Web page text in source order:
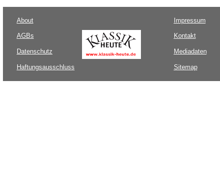
About
AGBs
Datenschutz
Haftungsausschluss
Impressum
Kontakt
Mediadaten
Sitemap